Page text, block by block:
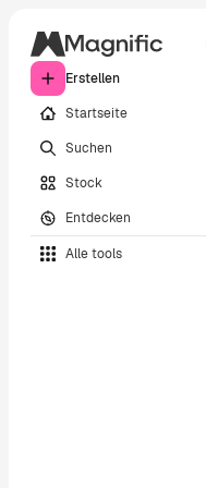
Erstellen
Startseite
Suchen
Stock
Entdecken
Alle tools